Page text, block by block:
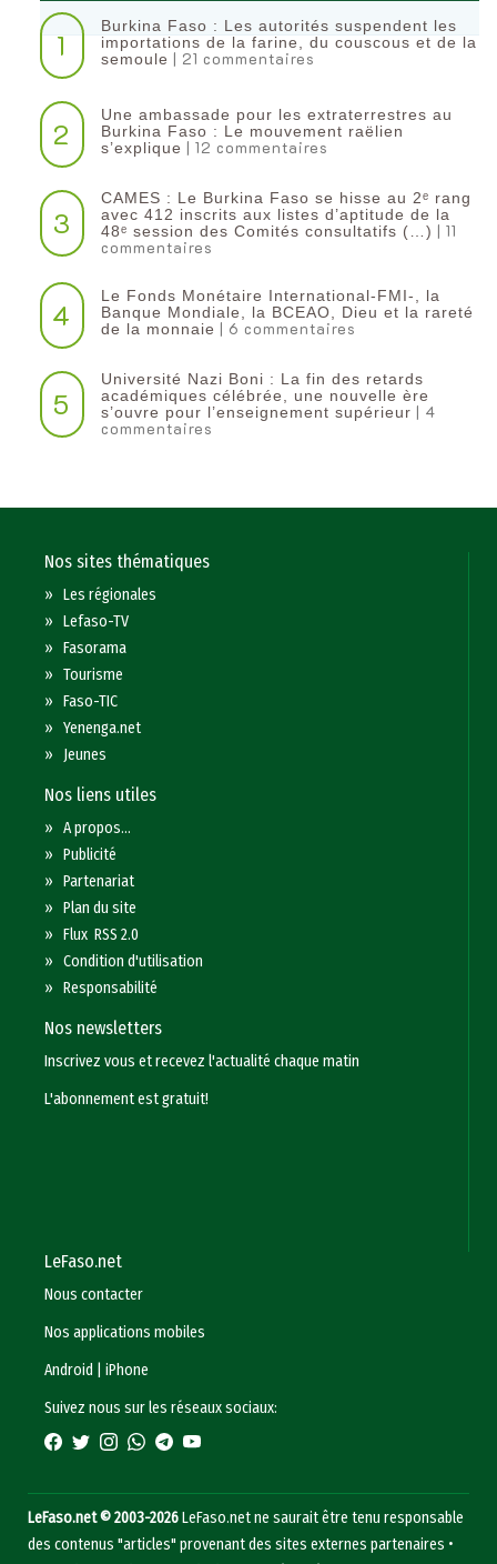
1
Burkina Faso : Les autorités suspendent les
importations de la farine, du couscous et de la
semoule | 21 commentaires
2
Une ambassade pour les extraterrestres au
Burkina Faso : Le mouvement raëlien
s’explique | 12 commentaires
3
CAMES : Le Burkina Faso se hisse au 2ᵉ rang
avec 412 inscrits aux listes d’aptitude de la
48ᵉ session des Comités consultatifs (…) | 11
commentaires
4
Le Fonds Monétaire International-FMI-, la
Banque Mondiale, la BCEAO, Dieu et la rareté
de la monnaie | 6 commentaires
5
Université Nazi Boni : La fin des retards
académiques célébrée, une nouvelle ère
s’ouvre pour l’enseignement supérieur | 4
commentaires
Nos sites thématiques
»Les régionales
»Lefaso-TV
»Fasorama
»Tourisme
»Faso-TIC
»Yenenga.net
» Jeunes
Nos liens utiles
»A propos...
»Publicité
»Partenariat
»Plan du site
»Flux RSS 2.0
»Condition d'utilisation
»Responsabilité
Nos newsletters
Inscrivez vous et recevez l'actualité chaque matin
L'abonnement est gratuit!
LeFaso.net
Nous contacter
Nos applications mobiles
Android
|iPhone
Suivez nous sur les réseaux sociaux:
LeFaso.net © 2003-2026LeFaso.net ne saurait être tenu responsable
des contenus "articles" provenant des sites externes partenaires •